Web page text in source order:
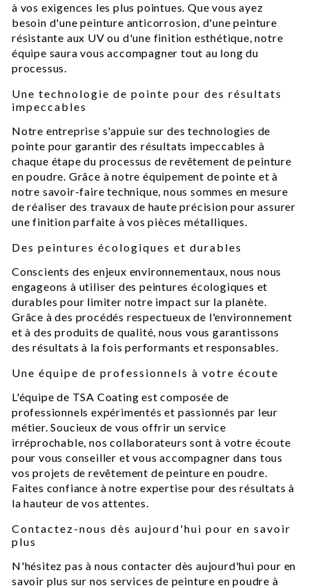
à vos exigences les plus pointues. Que vous ayez
besoin d'une peinture anticorrosion, d'une peinture
résistante aux UV ou d'une finition esthétique, notre
équipe saura vous accompagner tout au long du
processus.
Une technologie de pointe pour des résultats
impeccables
Notre entreprise s'appuie sur des technologies de
pointe pour garantir des résultats impeccables à
chaque étape du processus de revêtement de peinture
en poudre. Grâce à notre équipement de pointe et à
notre savoir-faire technique, nous sommes en mesure
de réaliser des travaux de haute précision pour assurer
une finition parfaite à vos pièces métalliques.
Des peintures écologiques et durables
Conscients des enjeux environnementaux, nous nous
engageons à utiliser des peintures écologiques et
durables pour limiter notre impact sur la planète.
Grâce à des procédés respectueux de l'environnement
et à des produits de qualité, nous vous garantissons
des résultats à la fois performants et responsables.
Une équipe de professionnels à votre écoute
L'équipe de TSA Coating est composée de
professionnels expérimentés et passionnés par leur
métier. Soucieux de vous offrir un service
irréprochable, nos collaborateurs sont à votre écoute
pour vous conseiller et vous accompagner dans tous
vos projets de revêtement de peinture en poudre.
Faites confiance à notre expertise pour des résultats à
la hauteur de vos attentes.
Contactez-nous dès aujourd'hui pour en savoir
plus
N'hésitez pas à nous contacter dès aujourd'hui pour en
savoir plus sur nos services de peinture en poudre à